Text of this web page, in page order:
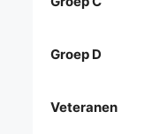
Groep D
Veteranen